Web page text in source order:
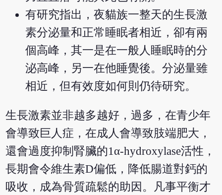
有研究指出，夜貓族一整天的生長激
素分泌量和正常睡眠者相近，卻有兩
個高峰，其一是在一般人睡眠時的分
泌高峰，另一在他睡覺後。分泌量雖
相近，但有效度如何則仍待研究。
生長激素並非越多越好，過多，在青少年
會導致巨人症，在成人會導致肢端肥大，
還會過度抑制腎臟的1α-hydroxylase活性，
長期會令維生素D偏低，降低腸道對鈣的
吸收，成為骨質疏鬆的助因。凡事平衡才